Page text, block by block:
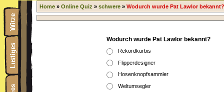
Home » Online Quiz » schwere » Wodurch wurde Pat Lawlor bekannt?
Wodurch wurde Pat Lawlor bekannt?
Rekordkürbis
Flipperdesigner
Hosenknopfsammler
Weltumsegler